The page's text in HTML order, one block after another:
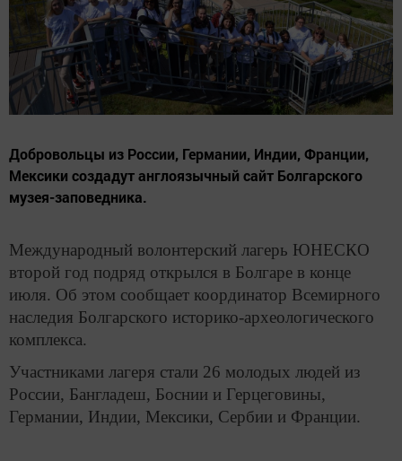
Добровольцы из России, Германии, Индии, Франции,
Мексики создадут англоязычный сайт Болгарского
музея-заповедника.
Международный волонтерский лагерь ЮНЕСКО
второй год подряд открылся в Болгаре в конце
июля. Об этом сообщает координатор Всемирного
наследия Болгарского историко-археологического
комплекса.
Участниками лагеря стали 26 молодых людей из
России, Бангладеш, Боснии и Герцеговины,
Германии, Индии, Мексики, Сербии и Франции.